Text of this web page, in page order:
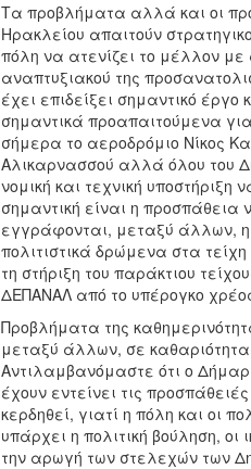
Τα προβλήματα αλλά και οι
Ηρακλείου απαιτούν
πόλη να ατενίζει το μέλλον
αναπτυξιακού της
έχει επιδείξει σημαντικό
σημαντικά προαπαιτούμενα
σήμερα το αεροδρόμιο Νίκος
Αλικαρνασσού αλλά όλου του
νομική και τεχνική
σημαντική είναι η προσπάθεια
εγγράφονται, μεταξύ άλλων,
πολιτιστικά δρώμενα στα
τη στήριξη του παράκτιου
ΔΕΠΑΝΑΛ από το υπέρογκο
Προβλήματα της
μεταξύ άλλων, σε
Αντιλαμβανόμαστε ότι ο
έχουν εντείνει τις
κερδηθεί, γιατί η πόλη και οι
υπάρχει η πολιτική βούληση, οι
την αρωγή των στελεχών των